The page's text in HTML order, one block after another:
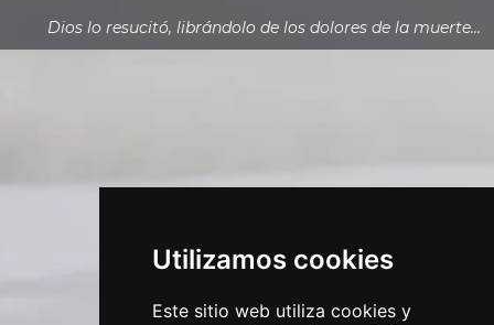
Utilizamos cookies
Este sitio web utiliza cookies y
Dios lo resucitó, librándolo de los dolores de la muerte...